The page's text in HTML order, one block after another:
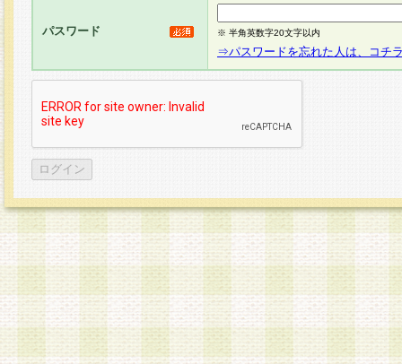
パスワード ※ 半角英数字20文字以内
⇒パスワードを忘れた人は、コチ